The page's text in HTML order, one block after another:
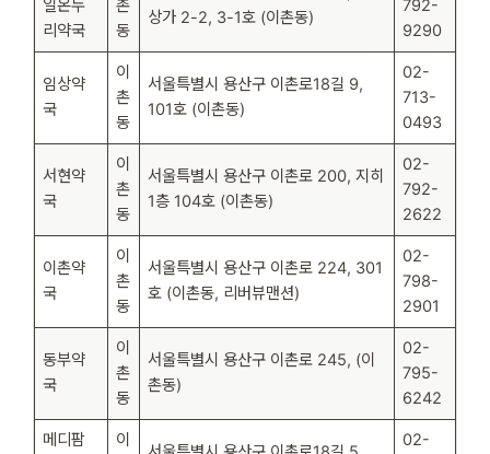
일온누
리약국
촌
동
상가 2-2, 3-1호 (이촌동)
792-
9290
임상약
국
이
촌
동
서울특별시 용산구 이촌로18길 9,
101호 (이촌동)
02-
713-
0493
서현약
국
이
촌
동
서울특별시 용산구 이촌로 200, 지히
1층 104호 (이촌동)
02-
792-
2622
이촌약
국
이
촌
동
서울특별시 용산구 이촌로 224, 301
호 (이촌동, 리버뷰맨션)
02-
798-
2901
동부약
국
이
촌
동
서울특별시 용산구 이촌로 245, (이
촌동)
02-
795-
6242
메디팜
이
02-